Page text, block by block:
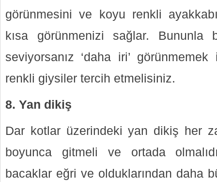
görünmesini ve koyu renkli
kısa görünmenizi sağlar. Bununla
seviyorsanız ‘daha iri’
renkli giysiler tercih etmelisiniz.
8. Yan dikiş
Dar kotlar üzerindeki yan dikiş her
boyunca gitmeli ve ortada
bacaklar eğri ve olduklarından daha